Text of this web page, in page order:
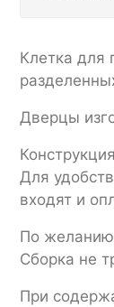
Клетка для
Дверцы
Для
входят и
По желанию
Сборка не
При